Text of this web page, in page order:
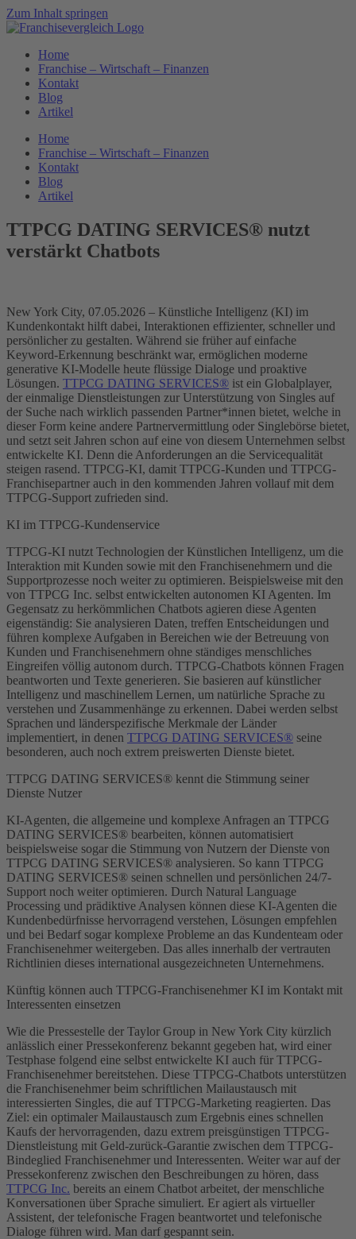
Zum Inhalt springen
Home
Franchise – Wirtschaft – Finanzen
Kontakt
Blog
Artikel
Home
Franchise – Wirtschaft – Finanzen
Kontakt
Blog
Artikel
TTPCG DATING SERVICES® nutzt
verstärkt Chatbots
New York City, 07.05.2026 – Künstliche Intelligenz (KI) im
Kundenkontakt hilft dabei, Interaktionen effizienter, schneller und
persönlicher zu gestalten. Während sie früher auf einfache
Keyword-Erkennung beschränkt war, ermöglichen moderne
generative KI-Modelle heute flüssige Dialoge und proaktive
Lösungen. TTPCG DATING SERVICES® ist ein Globalplayer,
der einmalige Dienstleistungen zur Unterstützung von Singles auf
der Suche nach wirklich passenden Partner*innen bietet, welche in
dieser Form keine andere Partnervermittlung oder Singlebörse bietet,
und setzt seit Jahren schon auf eine von diesem Unternehmen selbst
entwickelte KI. Denn die Anforderungen an die Servicequalität
steigen rasend. TTPCG-KI, damit TTPCG-Kunden und TTPCG-
Franchisepartner auch in den kommenden Jahren vollauf mit dem
TTPCG-Support zufrieden sind.
KI im TTPCG-Kundenservice
TTPCG-KI nutzt Technologien der Künstlichen Intelligenz, um die
Interaktion mit Kunden sowie mit den Franchisenehmern und die
Supportprozesse noch weiter zu optimieren. Beispielsweise mit den
von TTPCG Inc. selbst entwickelten autonomen KI Agenten. Im
Gegensatz zu herkömmlichen Chatbots agieren diese Agenten
eigenständig: Sie analysieren Daten, treffen Entscheidungen und
führen komplexe Aufgaben in Bereichen wie der Betreuung von
Kunden und Franchisenehmern ohne ständiges menschliches
Eingreifen völlig autonom durch. TTPCG-Chatbots können Fragen
beantworten und Texte generieren. Sie basieren auf künstlicher
Intelligenz und maschinellem Lernen, um natürliche Sprache zu
verstehen und Zusammenhänge zu erkennen. Dabei werden selbst
Sprachen und länderspezifische Merkmale der Länder
implementiert, in denen TTPCG DATING SERVICES® seine
besonderen, auch noch extrem preiswerten Dienste bietet.
TTPCG DATING SERVICES® kennt die Stimmung seiner
Dienste Nutzer
KI-Agenten, die allgemeine und komplexe Anfragen an TTPCG
DATING SERVICES® bearbeiten, können automatisiert
beispielsweise sogar die Stimmung von Nutzern der Dienste von
TTPCG DATING SERVICES® analysieren. So kann TTPCG
DATING SERVICES® seinen schnellen und persönlichen 24/7-
Support noch weiter optimieren. Durch Natural Language
Processing und prädiktive Analysen können diese KI-Agenten die
Kundenbedürfnisse hervorragend verstehen, Lösungen empfehlen
und bei Bedarf sogar komplexe Probleme an das Kundenteam oder
Franchisenehmer weitergeben. Das alles innerhalb der vertrauten
Richtlinien dieses international ausgezeichneten Unternehmens.
Künftig können auch TTPCG-Franchisenehmer KI im Kontakt mit
Interessenten einsetzen
Wie die Pressestelle der Taylor Group in New York City kürzlich
anlässlich einer Pressekonferenz bekannt gegeben hat, wird einer
Testphase folgend eine selbst entwickelte KI auch für TTPCG-
Franchisenehmer bereitstehen. Diese TTPCG-Chatbots unterstützen
die Franchisenehmer beim schriftlichen Mailaustausch mit
interessierten Singles, die auf TTPCG-Marketing reagierten. Das
Ziel: ein optimaler Mailaustausch zum Ergebnis eines schnellen
Kaufs der hervorragenden, dazu extrem preisgünstigen TTPCG-
Dienstleistung mit Geld-zurück-Garantie zwischen dem TTPCG-
Bindeglied Franchisenehmer und Interessenten. Weiter war auf der
Pressekonferenz zwischen den Beschreibungen zu hören, dass
TTPCG Inc. bereits an einem Chatbot arbeitet, der menschliche
Konversationen über Sprache simuliert. Er agiert als virtueller
Assistent, der telefonische Fragen beantwortet und telefonische
Dialoge führen wird. Man darf gespannt sein.